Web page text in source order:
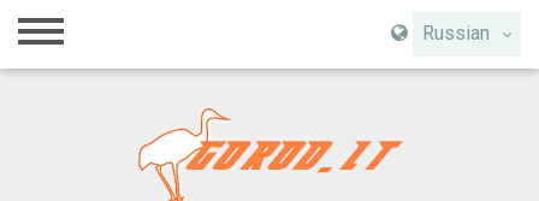
Russian
Главная
Регистрация